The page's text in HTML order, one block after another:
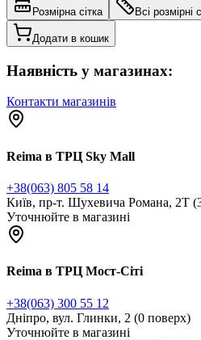
Розмірна сітка Всі розмірні
Додати в кошик
Наявність у магазинах:
Контакти магазинів
Reima в ТРЦ Sky Mall
+38(063) 805 58 14
Київ, пр-т. Шухевича Романа, 2Т
Уточнюйте в магазині
Reima в ТРЦ Мост-Сіті
+38(063) 300 55 12
Дніпро, вул. Глинки, 2 (0 поверх)
Уточнюйте в магазині